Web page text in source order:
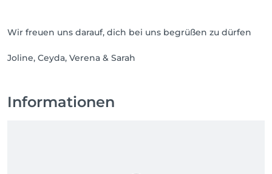
Wir freuen uns darauf, dich bei uns begrüßen zu dürfen
Joline, Ceyda, Verena & Sarah
Informationen